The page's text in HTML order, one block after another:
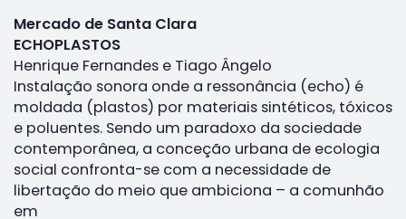
Mercado de Santa Clara
ECHOPLASTOS
Henrique Fernandes e Tiago Ângelo
Instalação sonora onde a ressonância (echo) é
moldada (plastos) por materiais sintéticos, tóxicos
e poluentes. Sendo um paradoxo da sociedade
contemporânea, a conceção urbana de ecologia
social confronta-se com a necessidade de
libertação do meio que ambiciona – a comunhão
em